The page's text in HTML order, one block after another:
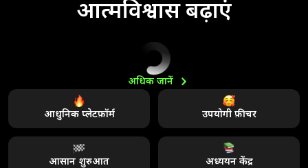
आत्मविश्वास बढ़ाएं
अधिक जानें
आधुनिक प्लेटफ़ॉर्म उपयोगी फ़ीचर
आसान शुरुआत अध्ययन केंद्र